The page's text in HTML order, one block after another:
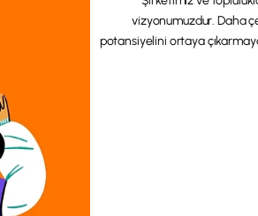
vizyonumuzdur. Daha
potansiyelini ortaya